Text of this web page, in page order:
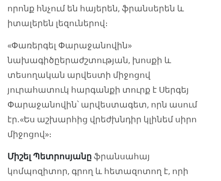
որոնք հնչում են հայերեն, ֆրանսերեն և
իտալերեն լեզուներով։
«Փառերգել Փարաջանովին»
նախագիծըերաժշտության, խոսքի և
տեսողական արվեստի միջոցով
յուրահատուկ հարգանքի տուրք է Սերգեյ
Փարաջանովին՝ արվեստագետ, որն ասում
էր.«Ես աշխարհից վրեժխնդիր կլինեմ սիրո
միջոցով»։
Միշել Պետրոսյանը ֆրանսահայ
կոմպոզիտոր, գրող և հետազոտող է, որի